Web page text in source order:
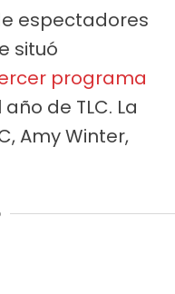
espectadores
situó
programa
de TLC. La
Amy Winter,